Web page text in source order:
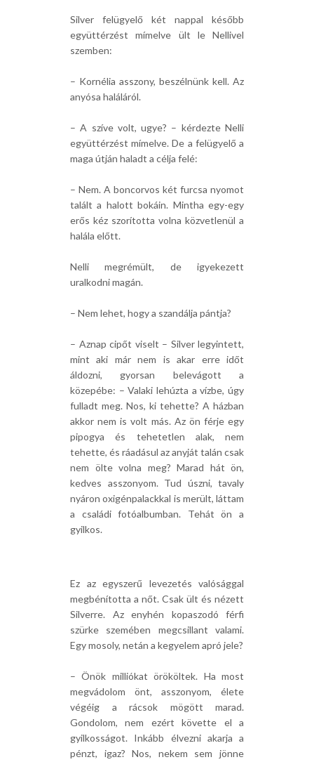
Silver felügyelő két nappal később
együttérzést mímelve ült le Nellivel
szemben:
– Kornélia asszony, beszélnünk kell. Az
anyósa haláláról.
– A szíve volt, ugye? – kérdezte Nelli
együttérzést mímelve. De a felügyelő a
maga útján haladt a célja felé:
– Nem. A boncorvos két furcsa nyomot
talált a halott bokáin. Mintha egy-egy
erős kéz szorította volna közvetlenül a
halála előtt.
Nelli megrémült, de igyekezett
uralkodni magán.
– Nem lehet, hogy a szandálja pántja?
– Aznap cipőt viselt – Silver legyintett,
mint aki már nem is akar erre időt
áldozni, gyorsan belevágott a
közepébe: – Valaki lehúzta a vízbe, úgy
fulladt meg. Nos, ki tehette? A házban
akkor nem is volt más. Az ön férje egy
pipogya és tehetetlen alak, nem
tehette, és ráadásul az anyját talán csak
nem ölte volna meg? Marad hát ön,
kedves asszonyom. Tud úszni, tavaly
nyáron oxigénpalackkal is merült, láttam
a családi fotóalbumban. Tehát ön a
gyilkos.
Ez az egyszerű levezetés valósággal
megbénította a nőt. Csak ült és nézett
Silverre. Az enyhén kopaszodó férfi
szürke szemében megcsillant valami.
Egy mosoly, netán a kegyelem apró jele?
– Önök milliókat örököltek. Ha most
megvádolom önt, asszonyom, élete
végéig a rácsok mögött marad.
Gondolom, nem ezért követte el a
gyilkosságot. Inkább élvezni akarja a
pénzt, igaz? Nos, nekem sem jönne